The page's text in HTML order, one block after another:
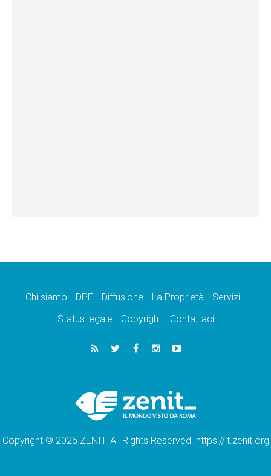
Chi siamo DPF Diffusione La Proprietà
Servizi
Status legale
Copyright Contattaci
Copyright © 2026 ZENIT. All Rights Reserved. https://it.zenit.org